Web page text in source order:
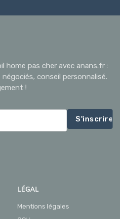
home pas cher avec anans.fr :
conseil personnalisé.
!
S'inscrire
LÉGAL
Mentions légales